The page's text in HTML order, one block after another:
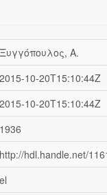
Ξυγγόπουλος, Α.
2015-10-20T15:10:44Z
2015-10-20T15:10:44Z
1936
http://hdl.handle.net/
el